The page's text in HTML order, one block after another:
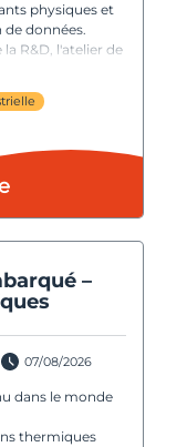
physiques et
données.
R&D, l'atelier de
–
07/08/2026
dans le monde
thermiques